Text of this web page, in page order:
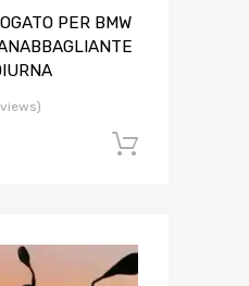
PER BMW